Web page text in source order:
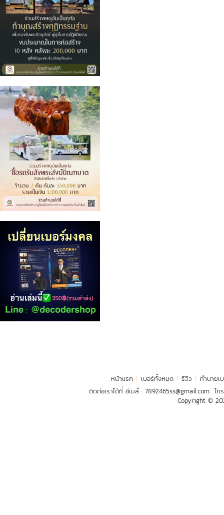
หน้าแรก เบอร์ทั้งหมด รีวิว
ทำนายเ
ติดต่อเราได้ที่ อีเมล์ : 7892465ss@gmail.com โท
Copyright ©